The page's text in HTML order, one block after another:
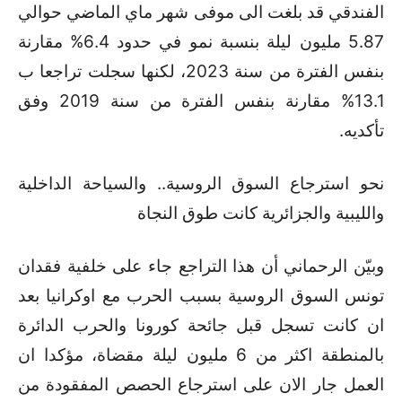
الفندقي قد بلغت الى موفى شهر ماي الماضي حوالي
5.87 مليون ليلة بنسبة نمو في حدود 6.4% مقارنة
بنفس الفترة من سنة 2023، لكنها سجلت تراجعا ب
13.1% مقارنة بنفس الفترة من سنة 2019 وفق
تأكديه.
نحو استرجاع السوق الروسية.. والسياحة الداخلية
والليبية والجزائرية كانت طوق النجاة
وبيّن الرحماني أن هذا التراجع جاء على خلفية فقدان
تونس السوق الروسية بسبب الحرب مع اوكرانيا بعد
ان كانت تسجل قبل جائحة كورونا والحرب الدائرة
بالمنطقة اكثر من 6 مليون ليلة مقضاة، مؤكدا ان
العمل جار الان على استرجاع الحصص المفقودة من